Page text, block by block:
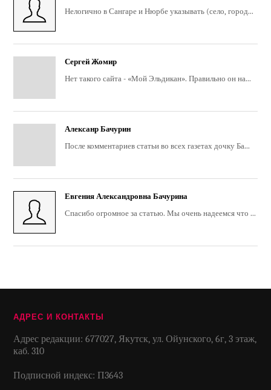
Нелогично в Сангаре и Нюрбе указывать (село, город...
Сергей Жомир
Нет такого сайта - «Мой Эльдикан». Правильно он на...
Алексанр Бачурин
После комментариев статьи во всех газетах дочку Ба...
Евгения Александровна Бачурина
Спасибо огромное за статью. Мы очень надеемся что ...
АДРЕС И КОНТАКТЫ
Адрес редакции: 677027, Якутск, ул. Ойунского, 6г, 3 этаж,
каб. 310
Подписной индекс: П3643